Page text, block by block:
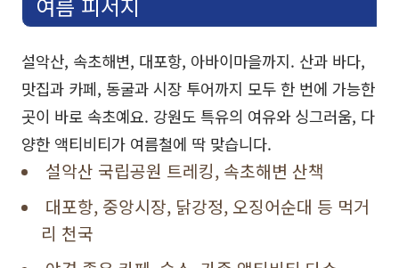
설악산, 속초해변, 대포항, 아바이마을까지. 산과 바다,
맛집과 카페, 동굴과 시장 투어까지 모두 한 번에 가능한
곳이 바로 속초예요. 강원도 특유의 여유와 싱그러움, 다
양한 액티비티가 여름철에 딱 맞습니다.
설악산 국립공원 트레킹, 속초해변 산책
대포항, 중앙시장, 닭강정, 오징어순대 등 먹거
리 천국